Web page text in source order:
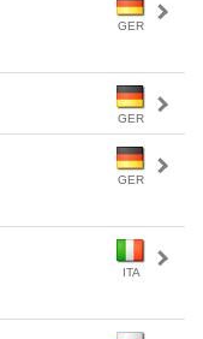
GER
GER
GER
ITA